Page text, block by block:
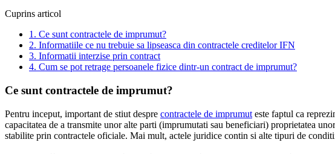
Cuprins articol
1. Ce sunt contractele de imprumut?
2. Informatiile ce nu trebuie sa lipseasca din contractele creditelor IFN
3. Informatii interzise prin contract
4. Cum se pot retrage persoanele fizice dintr-un contract de imprumut?
Ce sunt contractele de imprumut?
Pentru inceput, important de stiut despre contractele de imprumut este faptul ca
capacitatea de a transmite unor alte parti (imprumutati sau beneficiari) proprietatea
stabilite prin contractele oficiale. Mai mult, actele juridice contin si alte tipuri de